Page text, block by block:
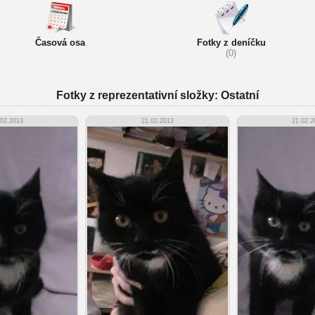
Časová osa
Fotky z deníčku
(0)
Fotky z reprezentativní složky: Ostatní
21.02.2013